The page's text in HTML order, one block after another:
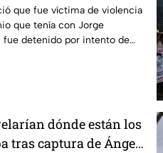
Paula Fajardo
que fue víctima de violencia
que tenía con Jorge
fue detenido por intento de
dónde están los
tras captura de Ángel